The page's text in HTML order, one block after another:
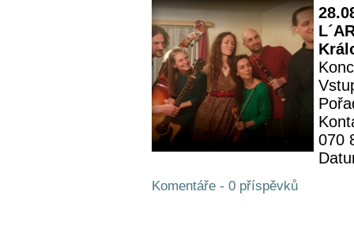
070
Komentáře - 0 příspěvků